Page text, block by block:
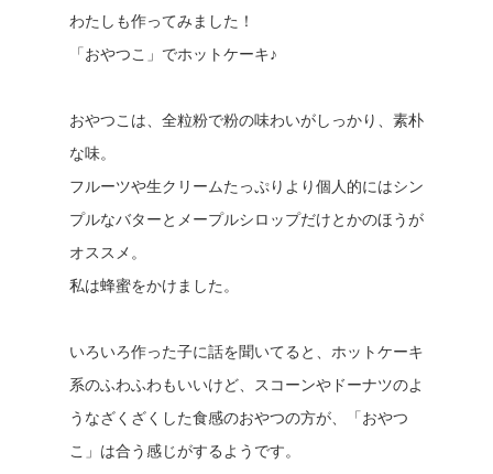
わたしも作ってみました！
「おやつこ」でホットケーキ♪
おやつこは、全粒粉で粉の味わいがしっかり、素朴
な味。
フルーツや生クリームたっぷりより個人的にはシン
プルなバターとメープルシロップだけとかのほうが
オススメ。
私は蜂蜜をかけました。
いろいろ作った子に話を聞いてると、ホットケーキ
系のふわふわもいいけど、スコーンやドーナツのよ
うなざくざくした食感のおやつの方が、「おやつ
こ」は合う感じがするようです。